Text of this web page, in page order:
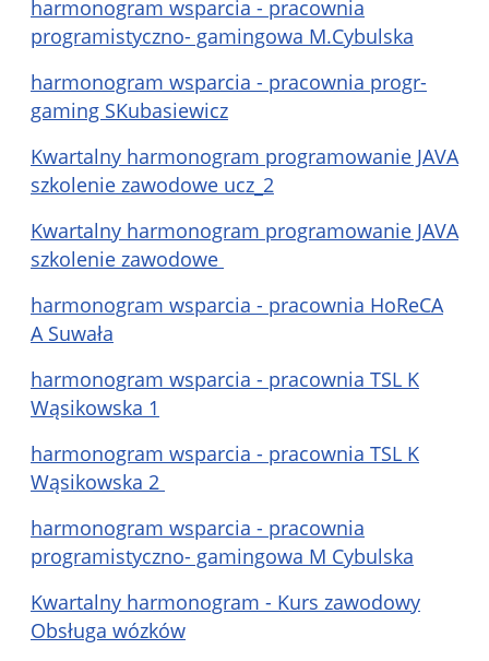
harmonogram wsparcia - pracownia
programistyczno- gamingowa M.Cybulska
harmonogram wsparcia - pracownia progr-
gaming SKubasiewicz
Kwartalny harmonogram programowanie JAVA
szkolenie zawodowe ucz_2
Kwartalny harmonogram programowanie JAVA
szkolenie zawodowe
harmonogram wsparcia - pracownia HoReCA
A Suwała
harmonogram wsparcia - pracownia TSL K
Wąsikowska 1
harmonogram wsparcia - pracownia TSL K
Wąsikowska 2
harmonogram wsparcia - pracownia
programistyczno- gamingowa M Cybulska
Kwartalny harmonogram - Kurs zawodowy
Obsługa wózków